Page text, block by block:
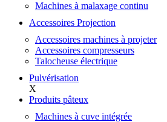
Machines à malaxage continu
Accessoires Projection
Accessoires machines à projeter
Accessoires compresseurs
Talocheuse électrique
Pulvérisation
X
Produits pâteux
Machines à cuve intégrée